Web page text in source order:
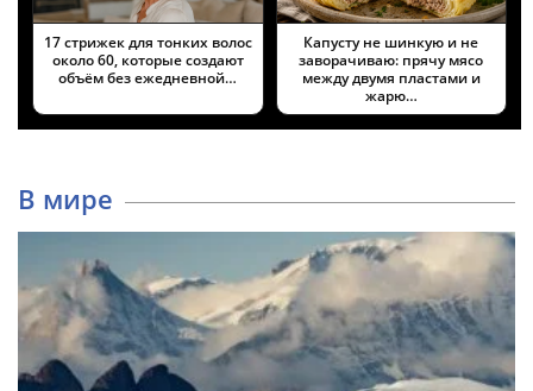
17 стрижек для тонких волос
около 60, которые создают
объём без ежедневной…
Капусту не шинкую и не
заворачиваю: прячу мясо
между двумя пластами и
жарю…
В мире